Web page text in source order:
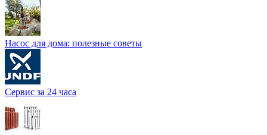
Насос для дома: полезные советы
Сервис за 24 часа